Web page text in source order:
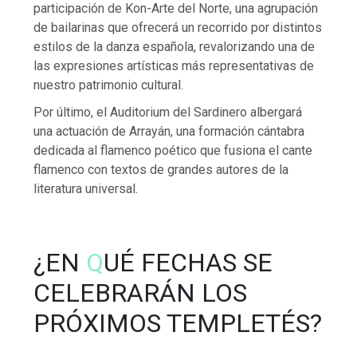
participación de Kon-Arte del Norte, una agrupación
de bailarinas que ofrecerá un recorrido por distintos
estilos de la danza española, revalorizando una de
las expresiones artísticas más representativas de
nuestro patrimonio cultural.
Por último, el Auditorium del Sardinero albergará
una actuación de Arrayán, una formación cántabra
dedicada al flamenco poético que fusiona el cante
flamenco con textos de grandes autores de la
literatura universal.
¿EN QUÉ FECHAS SE
CELEBRARÁN LOS
PRÓXIMOS TEMPLETÉS?